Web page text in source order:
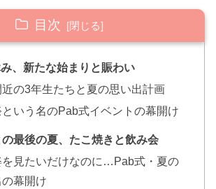
目次
、新たな始まりと賑わい
近の3年生たちと夏の思い出計画
いう名のPab式イベントの幕開け
最後の夏、たこ焼きと飲み会
を見たいだけなのに…Pab式・夏の
幕開け